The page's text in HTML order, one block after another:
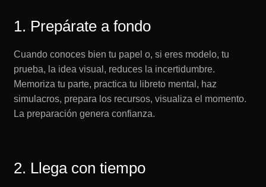
1. Prepárate a fondo
Cuando conoces bien tu papel o, si eres modelo, tu
prueba, la idea visual, reduces la incertidumbre.
Memoriza tu parte, practica tu libreto mental, haz
simulacros, prepara los recursos, visualiza el momento.
La preparación genera confianza.
2. Llega con tiempo